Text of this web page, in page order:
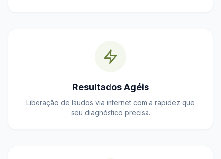
Resultados Agéis
Liberação de laudos via internet com a rapidez que
seu diagnóstico precisa.